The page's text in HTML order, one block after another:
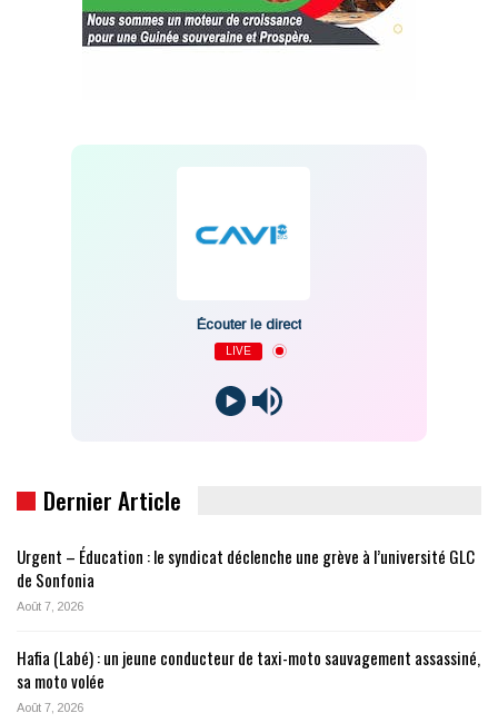
Écouter le direct
LIVE
Dernier Article
Urgent – Éducation : le syndicat déclenche une grève à l’université GLC
de Sonfonia
Août 7, 2026
Hafia (Labé) : un jeune conducteur de taxi-moto sauvagement assassiné,
sa moto volée
Août 7, 2026